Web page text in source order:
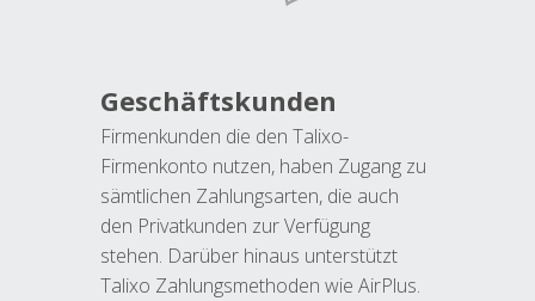
Geschäftskunden
Firmenkunden die den Talixo-
Firmenkonto nutzen, haben Zugang zu
sämtlichen Zahlungsarten, die auch
den Privatkunden zur Verfügung
stehen. Darüber hinaus unterstützt
Talixo Zahlungsmethoden wie AirPlus.